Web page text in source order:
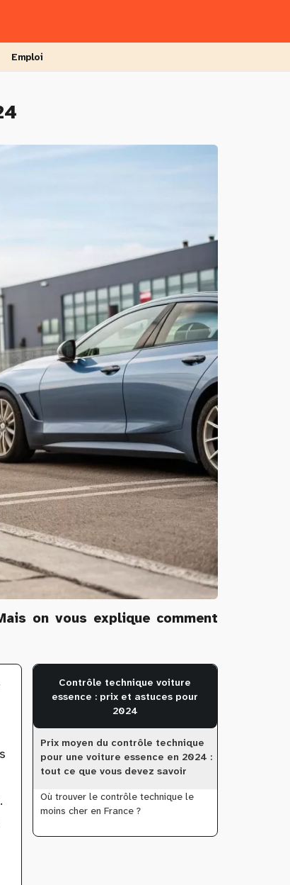
Emploi
on vous explique comment
Contrôle technique voiture
essence : prix et astuces pour
2024
Prix moyen du contrôle technique
pour une voiture essence en 2024 :
tout ce que vous devez savoir
Où trouver le contrôle technique le
moins cher en France ?